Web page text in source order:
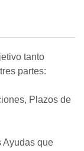
tanto
partes:
Plazos de
Ayudas que